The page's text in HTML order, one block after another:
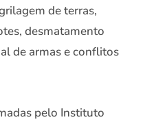
de terras,
desmatamento
de armas e conflitos
pelo Instituto